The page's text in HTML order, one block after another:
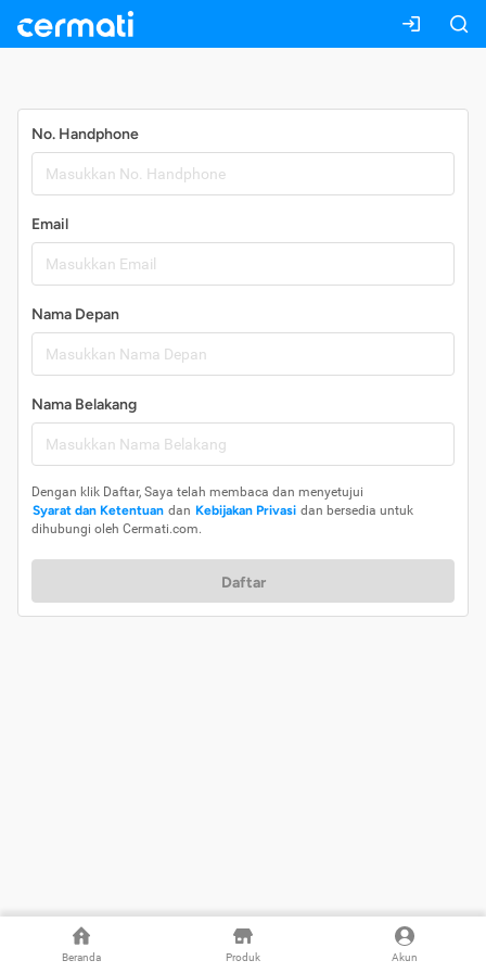
Beranda Produk Akun
No. Handphone
Email
Nama Depan
Nama Belakang
Dengan klik Daftar, Saya telah membaca dan menyetujui
Syarat dan Ketentuan dan Kebijakan Privasi dan bersedia untuk
dihubungi oleh Cermati.com.
Daftar